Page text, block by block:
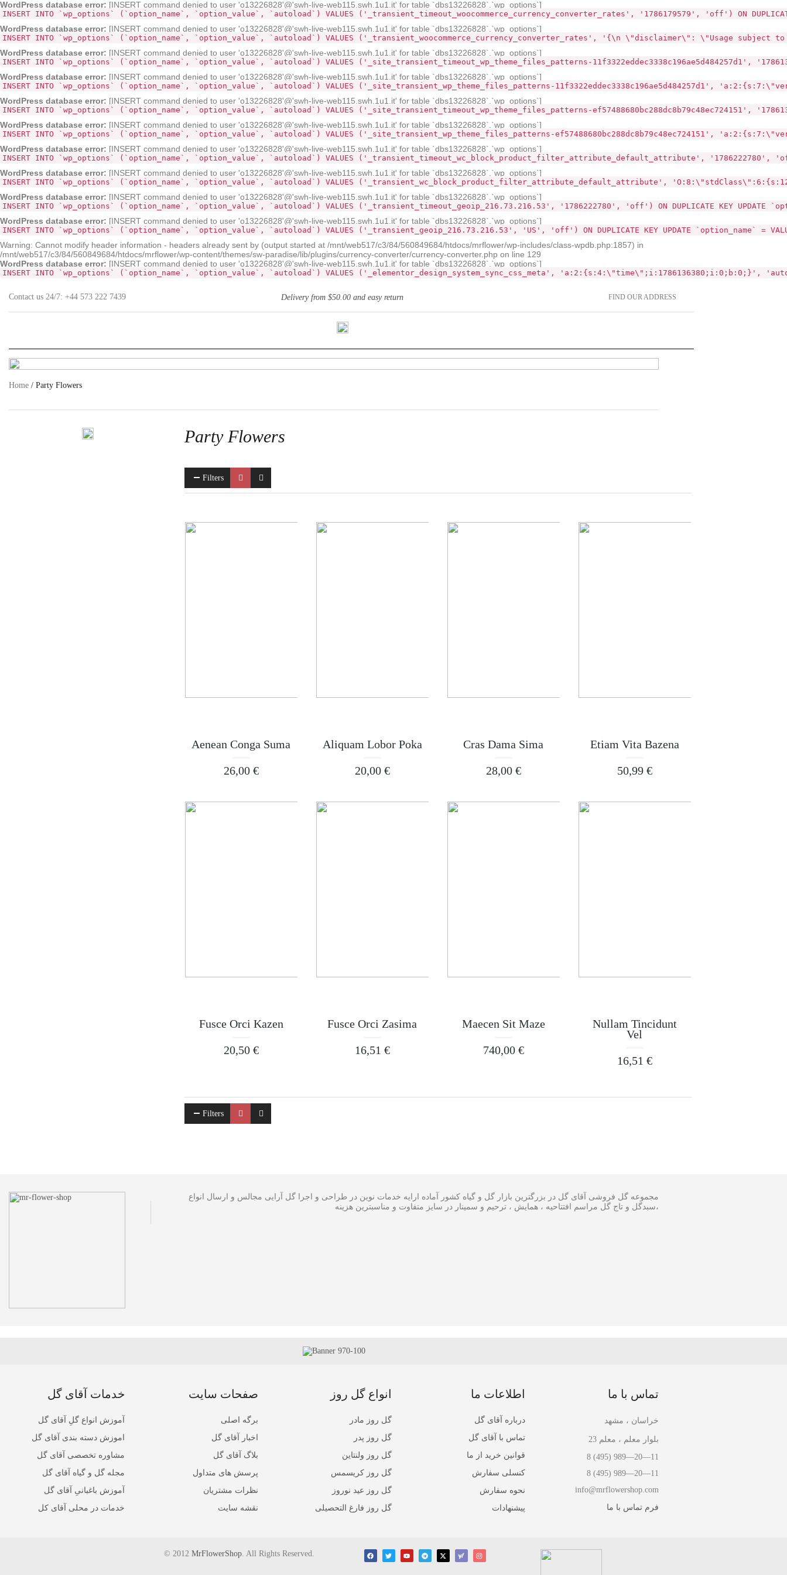
WordPress database error: [INSERT command denied to user 'o13226828'@'swh-live-web115.swh.1u1.it' for table `dbs13226828`.`wp_options`]
INSERT INTO `wp_options` (`option_name`, `option_value`, `autoload`) VALUES ('_transient_timeout_woocommerce_currency_converter_rates', '1786179579', 'off') ON
WordPress database error: [INSERT command denied to user 'o13226828'@'swh-live-web115.swh.1u1.it' for table `dbs13226828`.`wp_options`]
INSERT INTO `wp_options` (`option_name`, `option_value`, `autoload`) VALUES ('_transient_woocommerce_currency_converter_rates', '{\n \"disclaimer\": \"Usage
WordPress database error: [INSERT command denied to user 'o13226828'@'swh-live-web115.swh.1u1.it' for table `dbs13226828`.`wp_options`]
INSERT INTO `wp_options` (`option_name`, `option_value`, `autoload`) VALUES ('_site_transient_timeout_wp_theme_files_patterns-11f3322eddec3338c196ae5d484257d1',
WordPress database error: [INSERT command denied to user 'o13226828'@'swh-live-web115.swh.1u1.it' for table `dbs13226828`.`wp_options`]
INSERT INTO `wp_options` (`option_name`, `option_value`, `autoload`) VALUES ('_site_transient_wp_theme_files_patterns-11f3322eddec3338c196ae5d484257d1',
WordPress database error: [INSERT command denied to user 'o13226828'@'swh-live-web115.swh.1u1.it' for table `dbs13226828`.`wp_options`]
INSERT INTO `wp_options` (`option_name`, `option_value`, `autoload`) VALUES ('_site_transient_timeout_wp_theme_files_patterns-ef57488680bc288dc8b79c48ec724151',
WordPress database error: [INSERT command denied to user 'o13226828'@'swh-live-web115.swh.1u1.it' for table `dbs13226828`.`wp_options`]
INSERT INTO `wp_options` (`option_name`, `option_value`, `autoload`) VALUES ('_site_transient_wp_theme_files_patterns-ef57488680bc288dc8b79c48ec724151',
WordPress database error: [INSERT command denied to user 'o13226828'@'swh-live-web115.swh.1u1.it' for table `dbs13226828`.`wp_options`]
INSERT INTO `wp_options` (`option_name`, `option_value`, `autoload`) VALUES ('_transient_timeout_wc_block_product_filter_attribute_default_attribute', '1786222780', 'off')
WordPress database error: [INSERT command denied to user 'o13226828'@'swh-live-web115.swh.1u1.it' for table `dbs13226828`.`wp_options`]
INSERT INTO `wp_options` (`option_name`, `option_value`, `autoload`) VALUES ('_transient_wc_block_product_filter_attribute_default_attribute',
WordPress database error: [INSERT command denied to user 'o13226828'@'swh-live-web115.swh.1u1.it' for table `dbs13226828`.`wp_options`]
INSERT INTO `wp_options` (`option_name`, `option_value`, `autoload`) VALUES ('_transient_timeout_geoip_216.73.216.53', '1786222780', 'off') ON DUPLICATE KEY UPDATE
WordPress database error: [INSERT command denied to user 'o13226828'@'swh-live-web115.swh.1u1.it' for table `dbs13226828`.`wp_options`]
INSERT INTO `wp_options` (`option_name`, `option_value`, `autoload`) VALUES ('_transient_geoip_216.73.216.53', 'US', 'off') ON DUPLICATE KEY UPDATE `option_name` =
Warning: Cannot modify header information - headers already sent by (output started at /mnt/web517/c3/84/560849684/htdocs/mrflower/wp-includes/class-wpdb.php:1857) in
/mnt/web517/c3/84/560849684/htdocs/mrflower/wp-content/themes/sw-paradise/lib/plugins/currency-converter/currency-converter.php on line 129
WordPress database error: [INSERT command denied to user 'o13226828'@'swh-live-web115.swh.1u1.it' for table `dbs13226828`.`wp_options`]
INSERT INTO `wp_options` (`option_name`, `option_value`, `autoload`) VALUES ('_elementor_design_system_sync_css_meta', 'a:2:{s:4:\"time\";i:1786136380;i:0;b:0;}', 'auto')
Contact us 24/7: +44 573 222 7439 Delivery from $50.00 and easy return FIND OUR ADDRESS
Home / Party Flowers
Party Flowers
Filters
Aenean Conga Suma
26,00 €
Aliquam Lobor Poka
20,00 €
Cras Dama Sima
28,00 €
Etiam Vita Bazena
50,99 €
Fusce Orci Kazen
20,50 €
Fusce Orci Zasima
16,51 €
Maecen Sit Maze
740,00 €
Nullam Tincidunt
Vel
16,51 €
Filters
مجموعه گل فروشی آقای گل در بزرگترین بازار گل و گیاه کشور آماده ارایه خدمات نوین در طراحی و اجرا گل آرایی مجالس و ارسال انواع
،سبدگل و تاج گل مراسم افتتاحیه ، همایش ، ترحیم و سمینار در سایز متفاوت و مناسبترین هزینه
خدمات آقای گل
آموزش انواع گلِ آقای گل
اموزش دسته بندی آقای گل
مشاوره تخصصی آقای گل
مجله گل و گیاه آقای گل
آموزش باغبانیِ آقای گل
خدمات در محلی آقای کل
صفحات سایت
برگه اصلی
اخبار آقای گل
بلاگ آقای گل
پرسش های متداول
نظرات مشتریان
نقشه سایت
انواع گل روز
گل روز مادر
گل روز پدر
گل روز ولنتاین
گل روز کریسمس
گل روز عید نوروز
گل روز فارغ التحصیلی
اطلاعات ما
درباره آقای گل
تماس با آقای گل
قوانین خرید از ما
کنسلی سفارش
نحوه سفارش
پیشنهادات
تماس با ما
خراسان ، مشهد
بلوار معلم ، معلم 23
8 (495) 989—20—11
8 (495) 989—20—11
info@mrflowershop.com
فرم تماس با ما
© 2012 MrFlowerShop. All Rights Reserved.